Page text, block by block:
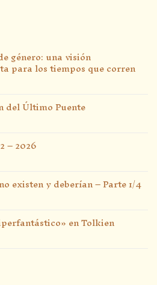
género: una visión
para los tiempos que corren
del Último Puente
– 2026
existen y deberían – Parte 1/4
en Tolkien